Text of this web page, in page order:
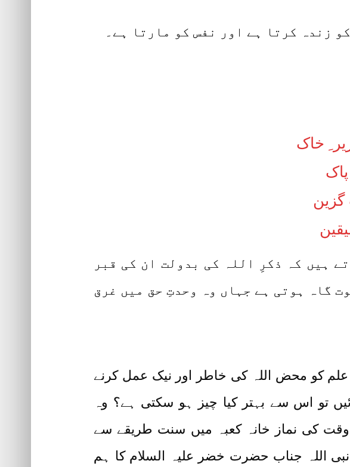
زندہ کرتا ہے اور نفس کو مارتا ہے۔
خاک
ہیں کہ ذکرِ اللہ کی بدولت ان کی قبر
گاہ ہوتی ہے جہاں وہ وحدتِ حق میں غرق
علم کو محض اللہ کی خاطر اور نیک عمل کرنے
تو اس سے بہتر کیا چیز ہو سکتی ہے؟ وہ
کی نماز خانہ کعبہ میں سنت طریقے سے
اللہ جناب حضرت خضر علیہ السلام کا ہم